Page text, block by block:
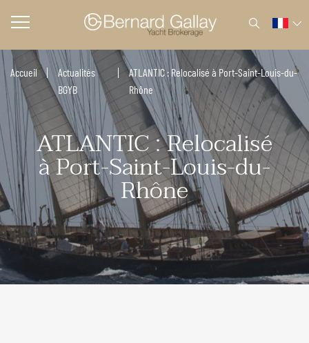
Accueil
Actualités
BGYB
ATLANTIC : Relocalisé à Port-Saint-Louis-du-
Rhône
ATLANTIC : Relocalisé
à Port-Saint-Louis-du-
Rhône